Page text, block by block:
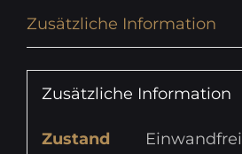
Zusätzliche Information
Zusätzliche Information
Zustand
Einwandfrei